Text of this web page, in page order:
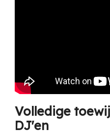
Volledige
DJ'en